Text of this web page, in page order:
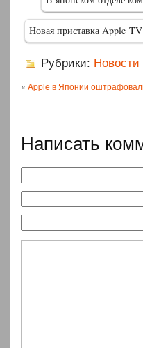
Новая приставка Apple
Рубрики: Новости
« Apple в Японии
Написать